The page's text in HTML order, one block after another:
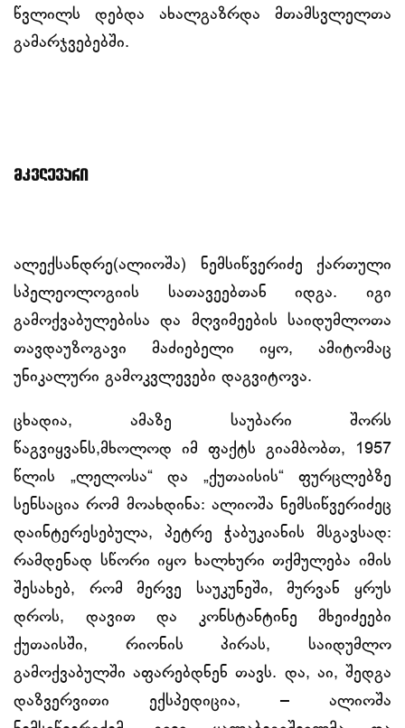
წვლილს დებდა ახალგაზრდა მთამსვლელთა
გამარჯვებებში.
მკვლევარი
ალექსანდრე(ალიოშა) ნემსიწვერიძე ქართული
სპელეოლოგიის სათავეებთან იდგა. იგი
გამოქვაბულებისა და მღვიმეების საიდუმლოთა
თავდაუზოგავი მაძიებელი იყო, ამიტომაც
უნიკალური გამოკვლევები დაგვიტოვა.
ცხადია, ამაზე საუბარი შორს
წაგვიყვანს,მხოლოდ იმ ფაქტს გიამბობთ, 1957
წლის „ლელოსა“ და „ქუთაისის“ ფურცლებზე
სენსაცია რომ მოახდინა: ალიოშა ნემსიწვერიძეც
დაინტერესებულა, პეტრე ჭაბუკიანის მსგავსად:
რამდენად სწორი იყო ხალხური თქმულება იმის
შესახებ, რომ მერვე საუკუნეში, მურვან ყრუს
დროს, დავით და კონსტანტინე მხეიძეები
ქუთაისში, რიონის პირას, საიდუმლო
გამოქვაბულში აფარებდნენ თავს. და, აი, შედგა
დაზვერვითი ექსპედიცია, – ალიოშა